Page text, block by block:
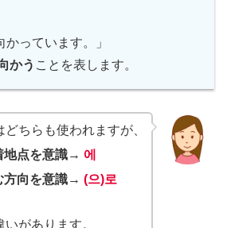
かっています。」
かう ことを表します。
どちらも使われますが、
地点を意識→ 에
方向を意識→ (으)로
いがあります。